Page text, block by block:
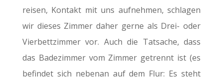
reisen, Kontakt mit uns aufnehmen, schlagen
wir dieses Zimmer daher gerne als Drei- oder
Vierbettzimmer vor. Auch die Tatsache, dass
das Badezimmer vom Zimmer getrennt ist (es
befindet sich nebenan auf dem Flur: Es steht